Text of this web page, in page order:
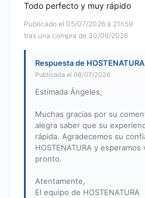
Publicado el 05/07/2026 à 21h59
tras una compra de 30/06/2026
Todo perfecto y muy rápido
Respuesta de HOSTENATURA
Publicada el 08/07/2026
Estimada Ángeles,
Muchas gracias por su
alegra saber que su
rápida. Agradecemos su
HOSTENATURA y
pronto.
Atentamente,
El equipo de HOSTENATURA